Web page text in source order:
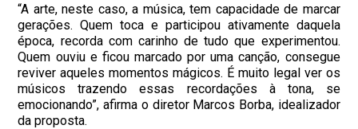
“A arte, neste caso, a música, tem capacidade de marcar
gerações. Quem toca e participou ativamente daquela
época, recorda com carinho de tudo que experimentou.
Quem ouviu e ficou marcado por uma canção, consegue
reviver aqueles momentos mágicos. É muito legal ver os
músicos trazendo essas recordações à tona, se
emocionando”, afirma o diretor Marcos Borba, idealizador
da proposta.